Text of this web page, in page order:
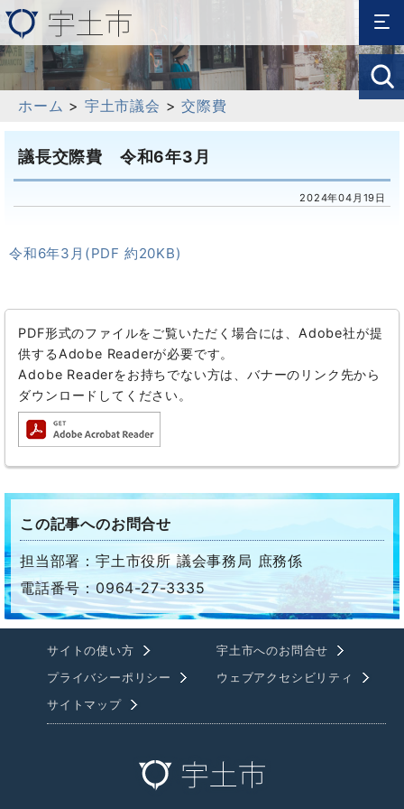
ホーム > 宇土市議会 >交際費
議長交際費 令和6年3月
2024年04月19日
令和6年3月(PDF 約20KB)
PDF形式のファイルをご覧いただく場合には、Adobe社が提
供するAdobe Readerが必要です。
Adobe Readerをお持ちでない方は、バナーのリンク先から
ダウンロードしてください。
この記事へのお問合せ
担当部署：宇土市役所 議会事務局 庶務係
電話番号：0964-27-3335
サイトの使い方
宇土市へのお問合せ
プライバシーポリシー
ウェブアクセシビリティ
サイトマップ